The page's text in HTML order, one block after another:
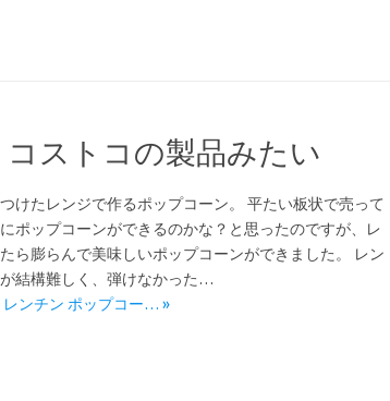
ストコの製品みたい
けたレンジで作るポップコーン。 平たい板状で売って
ポップコーンができるのかな？と思ったのですが、レ
ら膨らんで美味しいポップコーンができました。 レン
結構難しく、弾けなかった…
レンチン ポップコー… »